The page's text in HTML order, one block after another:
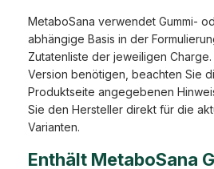
MetaboSana verwendet Gummi-
abhängige Basis in der
Zutatenliste der jeweiligen
Version benötigen, beachten Sie
Produktseite angegebenen
Sie den Hersteller direkt für die
Varianten.
Enthält MetaboSana